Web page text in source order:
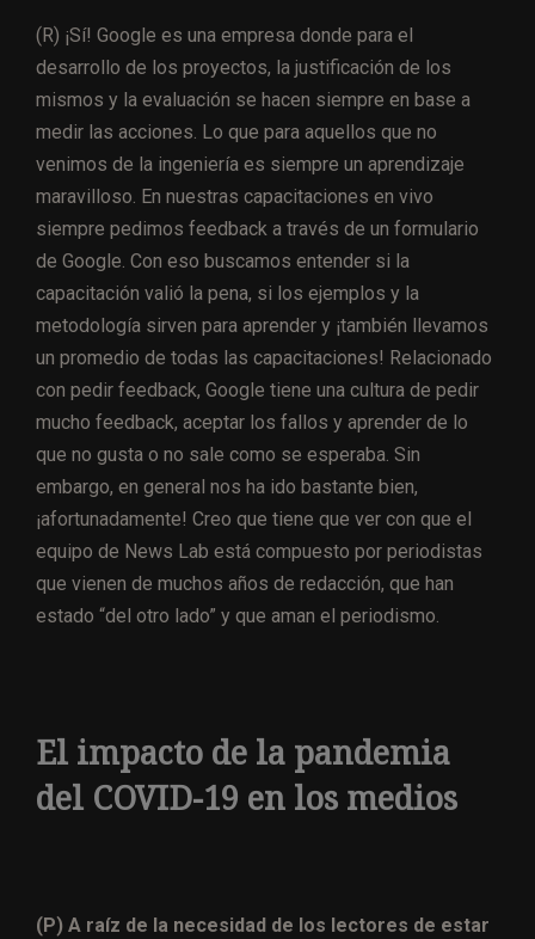
(R) ¡Sí! Google es una empresa donde para el
desarrollo de los proyectos, la justificación de los
mismos y la evaluación se hacen siempre en base a
medir las acciones. Lo que para aquellos que no
venimos de la ingeniería es siempre un aprendizaje
maravilloso. En nuestras capacitaciones en vivo
siempre pedimos feedback a través de un formulario
de Google. Con eso buscamos entender si la
capacitación valió la pena, si los ejemplos y la
metodología sirven para aprender y ¡también llevamos
un promedio de todas las capacitaciones! Relacionado
con pedir feedback, Google tiene una cultura de pedir
mucho feedback, aceptar los fallos y aprender de lo
que no gusta o no sale como se esperaba. Sin
embargo, en general nos ha ido bastante bien,
¡afortunadamente! Creo que tiene que ver con que el
equipo de News Lab está compuesto por periodistas
que vienen de muchos años de redacción, que han
estado “del otro lado” y que aman el periodismo.
El impacto de la pandemia
del COVID-19 en los medios
(P) A raíz de la necesidad de los lectores de estar